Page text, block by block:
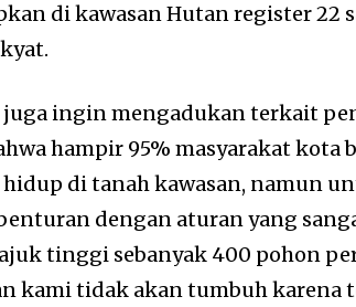
di kawasan Hutan register 22
juga ingin mengadukan terkait
hampir 95% masyarakat kota
di tanah kawasan, namun
dengan aturan yang
tinggi sebanyak 400 pohon
kami tidak akan tumbuh karena